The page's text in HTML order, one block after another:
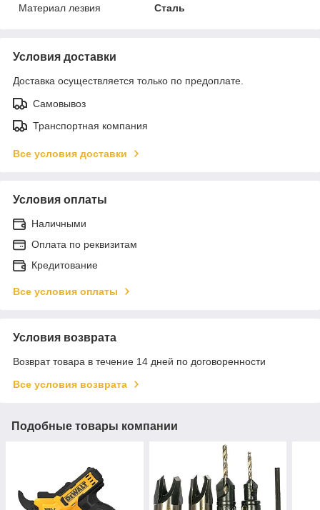
Материал лезвия
Сталь
Условия доставки
Доставка осуществляется только по предоплате.
Самовывоз
Транспортная компания
Все условия доставки
Условия оплаты
Наличными
Оплата по реквизитам
Кредитование
Все условия оплаты
Условия возврата
Возврат товара в течение 14 дней по договоренности
Все условия возврата
Подобные товары компании